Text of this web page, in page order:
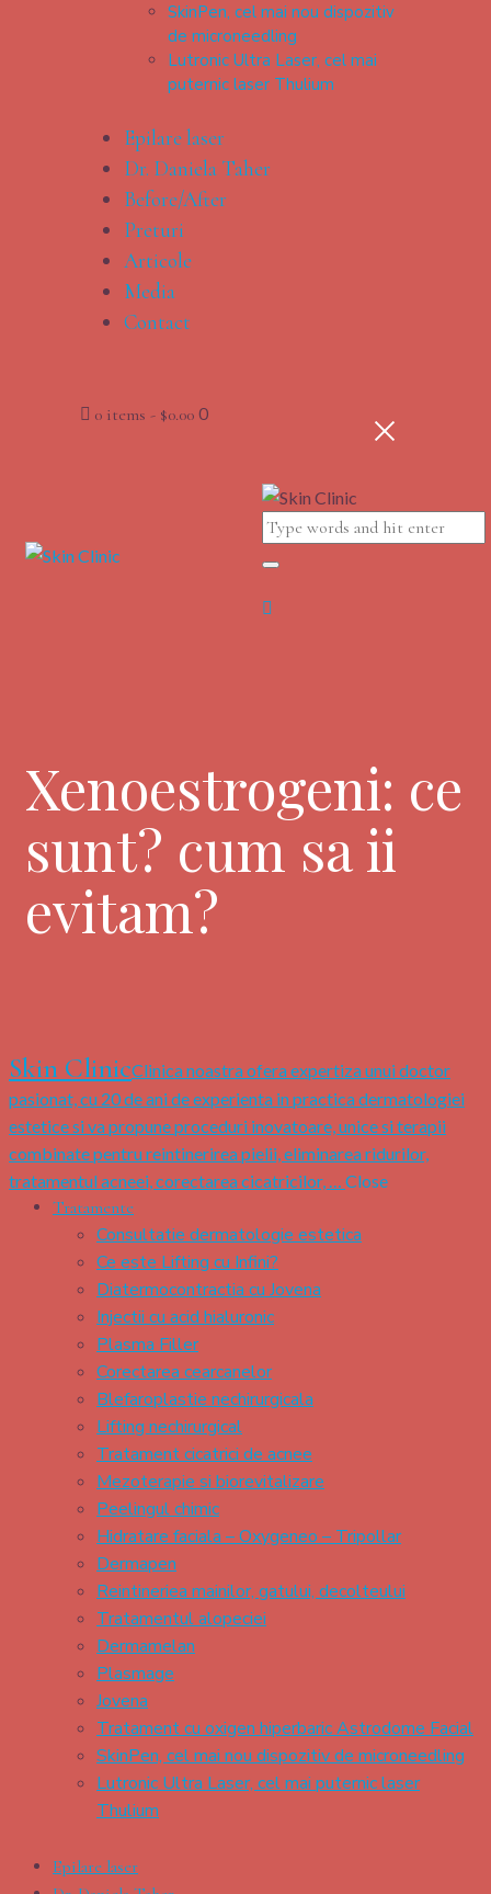
SkinPen, cel mai nou dispozitiv
de microneedling
Lutronic Ultra Laser, cel mai
puternic laser Thulium
Epilare laser
Dr. Daniela Taher
Before/After
Preturi
Articole
Media
Contact
0 items - $0.00 0
Xenoestrogeni: ce
sunt? cum sa ii
evitam?
Skin ClinicClinica noastra ofera expertiza unui doctor
pasionat, cu 20 de ani de experienta in practica dermatologiei
estetice si va propune proceduri inovatoare, unice si terapii
combinate pentru reintinerirea pielii, eliminarea ridurilor,
tratamentul acneei, corectarea cicatricilor, … Close
Tratamente
Consultatie dermatologie estetica
Ce este Lifting cu Infini?
Diatermocontractia cu Jovena
Injectii cu acid hialuronic
Plasma Filler
Corectarea cearcanelor
Blefaroplastie nechirurgicala
Lifting nechirurgical
Tratament cicatrici de acnee
Mezoterapie si biorevitalizare
Peelingul chimic
Hidratare faciala – Oxygeneo – Tripollar
Dermapen
Reintineriea mainilor, gatului, decolteului
Tratamentul alopeciei
Dermamelan
Plasmage
Jovena
Tratament cu oxigen hiperbaric Astrodome Facial
SkinPen, cel mai nou dispozitiv de microneedling
Lutronic Ultra Laser, cel mai puternic laser
Thulium
Epilare laser